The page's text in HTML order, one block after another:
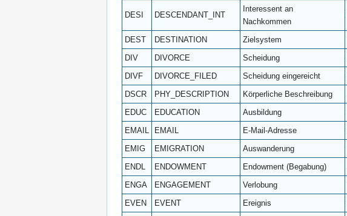
DESI DESCENDANT_INT
Interessent an
Nachkommen
DEST DESTINATION Zielsystem
DIV
DIVORCE Scheidung
DIVF
DIVORCE_FILED Scheidung eingereicht
DSCR
PHY_DESCRIPTION Körperliche Beschreibung
EDUC
EDUCATION Ausbildung
EMAIL
EMAIL E-Mail-Adresse
EMIG
EMIGRATION Auswanderung
ENDL
ENDOWMENT Endowment (Begabung)
ENGA
ENGAGEMENT Verlobung
EVEN
EVENT Ereignis